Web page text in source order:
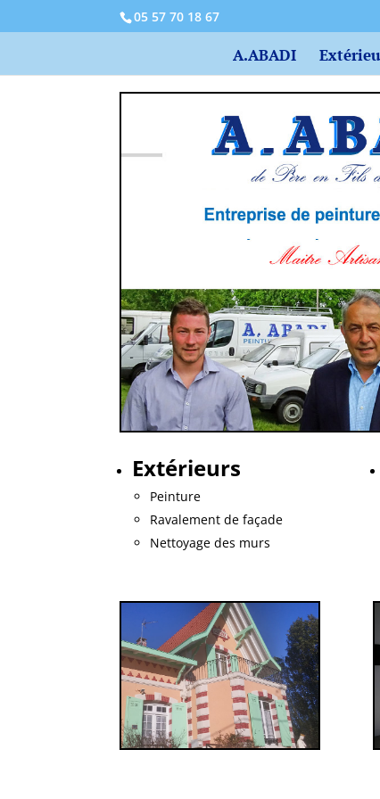
05 57 70 18 67
A.ABADI
Extérieurs
Peinture
Ravalement de façade
Nettoyage des murs